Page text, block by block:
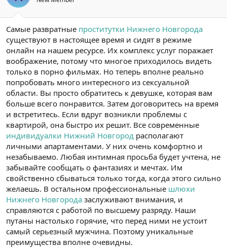
Самые развратные проститутки Нижнего Новгорода
существуют в настоящее время и сидят в режиме
онлайн на нашем ресурсе. Их комплекс услуг поражает
воображение, потому что многое приходилось видеть
только в порно фильмах. Но теперь вполне реально
попробовать много интересного из сексуальной
области. Вы просто обратитесь к девушке, которая вам
больше всего понравится. Затем договоритесь на время
и встретитесь. Если вдруг возникли проблемы с
квартирой, она быстро их решит. Все современные
индивидуалки Нижний Новгород располагают
личными апартаментами. У них очень комфортно и
незабываемо. Любая интимная просьба будет учтена, не
забывайте сообщать о фантазиях и мечтах. Им
свойственно сбываться только тогда, когда этого сильно
желаешь. В остальном профессиональные шлюхи
Нижнего Новгорода заслуживают внимания, и
справляются с работой по высшему разряду. Наши
путаны настолько горячие, что перед ними не устоит
самый серьезный мужчина. Поэтому уникальные
преимущества вполне очевидны.